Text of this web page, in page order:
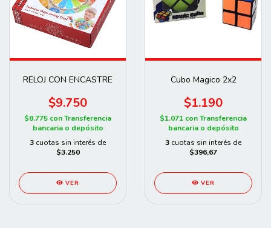
RELOJ CON ENCASTRE
$9.750
$8.775 conTransferencia
bancaria o depósito
3 cuotas sin interés de
$3.250
VER
Cubo Magico 2x2
$1.190
$1.071 conTransferencia
bancaria o depósito
3 cuotas sin interés de
$396,67
VER